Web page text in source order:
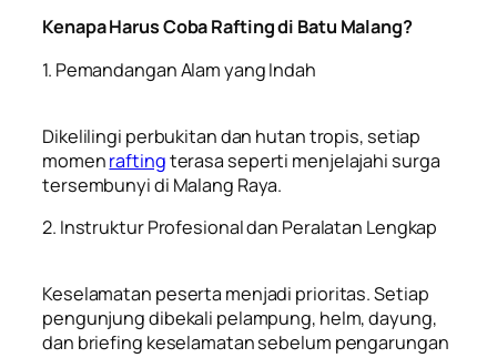
Kenapa Harus Coba Rafting di Batu Malang?
1. Pemandangan Alam yang Indah
Dikelilingi perbukitan dan hutan tropis, setiap
momenraftingterasa seperti menjelajahi surga
tersembunyi di Malang Raya.
2. Instruktur Profesional dan Peralatan Lengkap
Keselamatan peserta menjadi prioritas. Setiap
pengunjung dibekali pelampung, helm, dayung,
dan briefing keselamatan sebelum pengarungan